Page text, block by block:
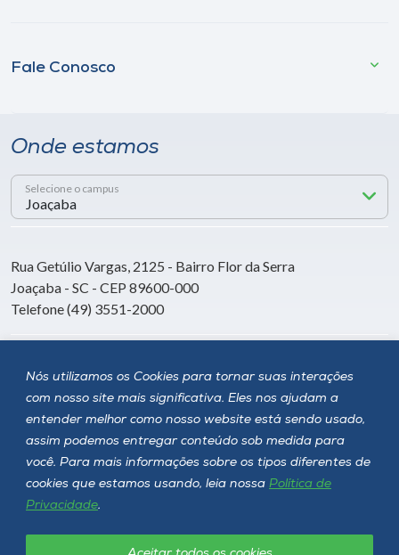
Nós utilizamos os Cookies para tornar suas interações
com nosso site mais significativa. Eles nos ajudam a
entender melhor como nosso website está sendo usado,
assim podemos entregar conteúdo sob medida para
você. Para mais informações sobre os tipos diferentes de
cookies que estamos usando, leia nossa Política de
Privacidade.
Fale Conosco
Onde estamos
Selecione o campus
Rua Getúlio Vargas, 2125 - Bairro Flor da Serra
Joaçaba - SC - CEP 89600-000
Telefone (49) 3551-2000
Siga a Unoesc